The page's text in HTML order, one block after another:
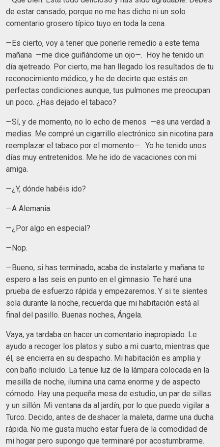
de estar cansado, porque no me has dicho ni un solo
comentario grosero típico tuyo en toda la cena.
—Es cierto, voy a tener que ponerle remedio a este tema
mañana —me dice guiñándome un ojo—. Hoy he tenido un
día ajetreado. Por cierto, me han llegado los resultados de tu
reconocimiento médico, y he de decirte que estás en
perfectas condiciones aunque, tus pulmones me preocupan
un poco. ¿Has dejado el tabaco?
—Sí, y de momento, no lo echo de menos —es una verdad a
medias. Me compré un cigarrillo electrónico sin nicotina para
reemplazar el tabaco por el momento—. Yo he tenido unos
días muy entretenidos. Me he ido de vacaciones con mi
amiga.
—¿Y, dónde habéis ido?
—A Alemania.
—¿Por algo en especial?
—Nop.
—Bueno, si has terminado, acaba de instalarte y mañana te
espero a las seis en punto en el gimnasio. Te haré una
prueba de esfuerzo rápida y empezaremos. Y si te sientes
sola durante la noche, recuerda que mi habitación está al
final del pasillo. Buenas noches, Ángela.
Vaya, ya tardaba en hacer un comentario inapropiado. Le
ayudo a recoger los platos y subo a mi cuarto, mientras que
él, se encierra en su despacho. Mi habitación es amplia y
con baño incluido. La tenue luz de la lámpara colocada en la
mesilla de noche, ilumina una cama enorme y de aspecto
cómodo. Hay una pequeña mesa de estudio, un par de sillas
y un sillón. Mi ventana da al jardín, por lo que puedo vigilar a
Turco. Decido, antes de deshacer la maleta, darme una ducha
rápida. No me gusta mucho estar fuera de la comodidad de
mi hogar pero supongo que terminaré por acostumbrarme.